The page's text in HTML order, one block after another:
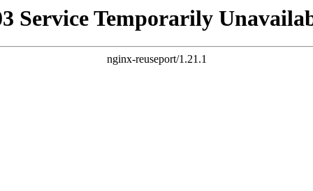
Service Temporarily
nginx-reuseport/1.21.1